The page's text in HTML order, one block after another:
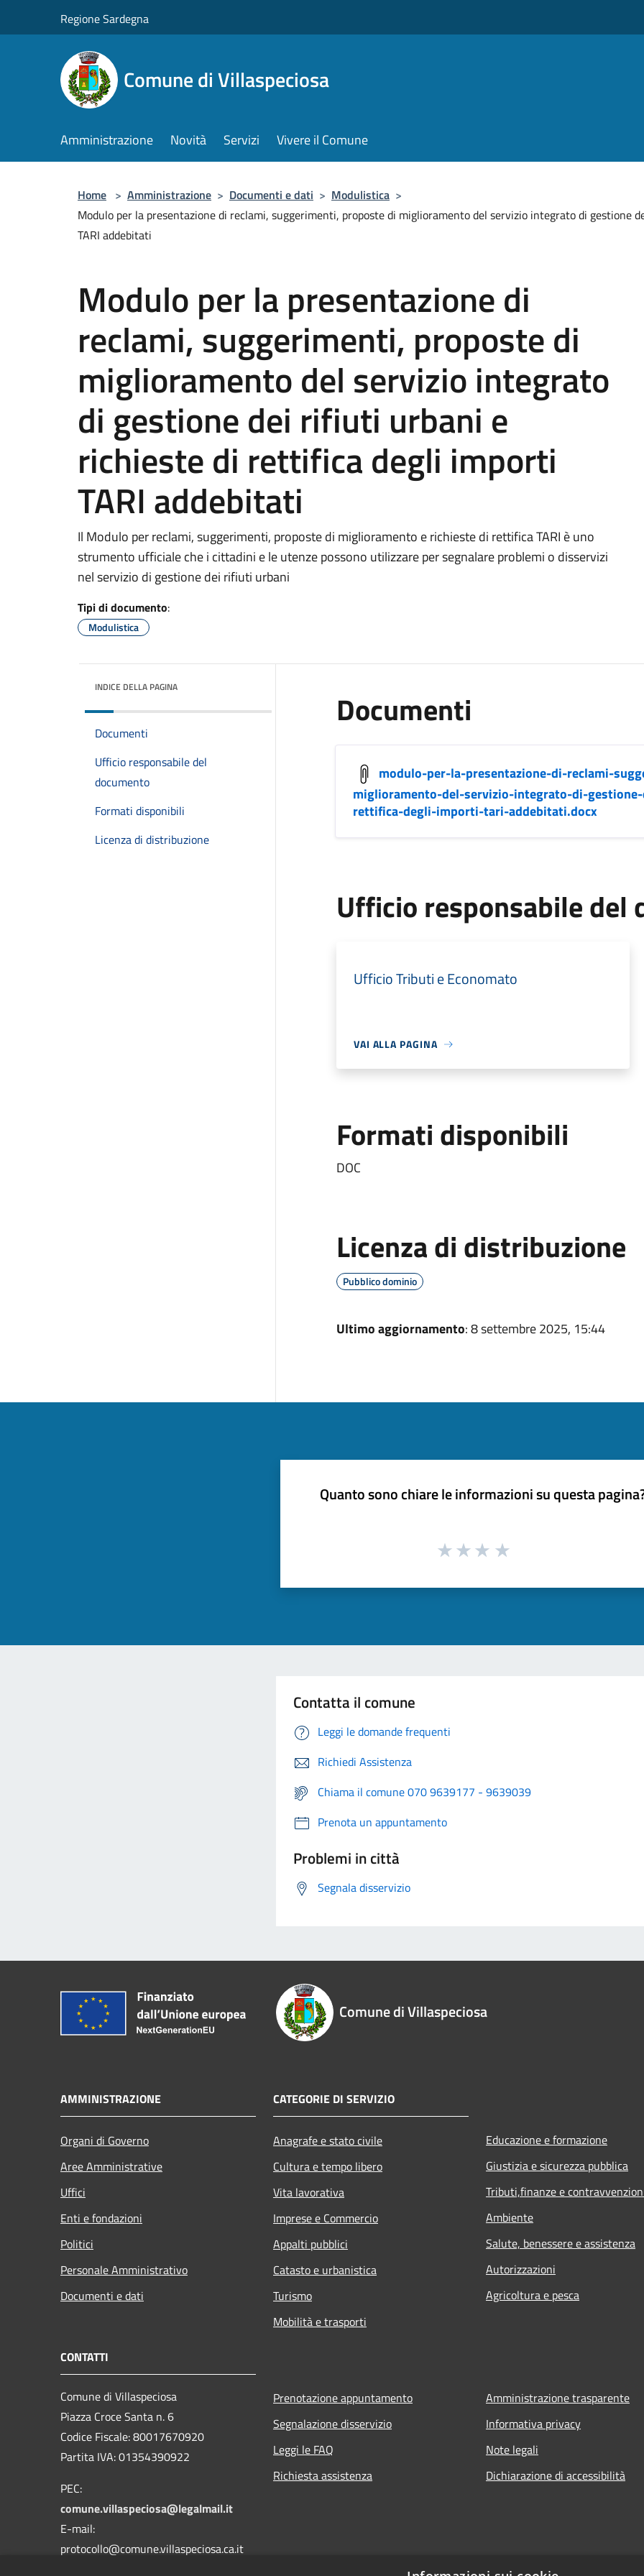
Regione Sardegna
Comune di Villaspeciosa
Amministrazione Novità Servizi Vivere il Comune
Home > Amministrazione > Documenti e dati > Modulistica >
Modulo per la presentazione di reclami, suggerimenti, proposte di miglioramento del servizio integrato di
TARI addebitati
Modulo per la presentazione di
reclami, suggerimenti, proposte di
miglioramento del servizio integrato
di gestione dei rifiuti urbani e
richieste di rettifica degli importi
TARI addebitati
Il Modulo per reclami, suggerimenti, proposte di miglioramento e richieste di rettifica TARI è uno
strumento ufficiale che i cittadini e le utenze possono utilizzare per segnalare problemi o disservizi
nel servizio di gestione dei rifiuti urbani
Tipi di documento:
Modulistica
INDICE DELLA PAGINA
Documenti
Ufficio responsabile del
documento
Formati disponibili
Licenza di distribuzione
Documenti
modulo-per-la-presentazione-di-reclami-
miglioramento-del-servizio-integrato-di-
rettifica-degli-importi-tari-addebitati.docx
Ufficio responsabile del
Ufficio Tributi e Economato
VAI ALLA PAGINA
Formati disponibili
DOC
Licenza di distribuzione
Pubblico dominio
Ultimo aggiornamento: 8 settembre 2025, 15:44
Quanto sono chiare le informazioni su questa
Contatta il comune
Leggi le domande frequenti
Richiedi Assistenza
Chiama il comune 070 9639177 - 9639039
Prenota un appuntamento
Problemi in città
Segnala disservizio
Comune di Villaspeciosa
AMMINISTRAZIONE
Organi di Governo
Aree Amministrative
Uffici
Enti e fondazioni
Politici
Personale Amministrativo
Documenti e dati
CATEGORIE DI SERVIZIO
Anagrafe e stato civile
Cultura e tempo libero
Vita lavorativa
Imprese e Commercio
Appalti pubblici
Catasto e urbanistica
Turismo
Mobilità e trasporti
Educazione e formazione
Giustizia e sicurezza pubblica
Tributi,finanze e
Ambiente
Salute, benessere e assistenza
Autorizzazioni
Agricoltura e pesca
CONTATTI
Comune di Villaspeciosa
Piazza Croce Santa n. 6
Codice Fiscale: 80017670920
Partita IVA: 01354390922
PEC:
comune.villaspeciosa@legalmail.it
E-mail:
protocollo@comune.villaspeciosa.ca.it
Prenotazione appuntamento
Segnalazione disservizio
Leggi le FAQ
Richiesta assistenza
Amministrazione trasparente
Informativa privacy
Note legali
Dichiarazione di accessibilità